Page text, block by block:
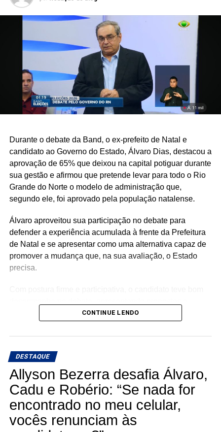
Durante o debate da Band, o ex-prefeito de Natal e
candidato ao Governo do Estado, Álvaro Dias, destacou a
aprovação de 65% que deixou na capital potiguar durante
sua gestão e afirmou que pretende levar para todo o Rio
Grande do Norte o modelo de administração que,
segundo ele, foi aprovado pela população natalense.
Álvaro aproveitou sua participação no debate para
defender a experiência acumulada à frente da Prefeitura
de Natal e se apresentar como uma alternativa capaz de
promover a mudança que, na sua avaliação, o Estado
precisa.
buscando se diferenciar dos demais concorrentes. Álvaro
administrativa na capital pode ser aplicada em todo o RN.
Ao destacar os 65% de aprovação em Natal, Álvaro
apostou justamente no resultado de sua gestão como
principal argumento para convencer o eleitor de que pode
fazer pelo Estado o que afirma ter feito pela capital.
“Quero levar para todo o Rio Grande do Norte a mudança
que Natal aprovou”, foi a linha central do discurso do
CONTINUE LENDO
DESTAQUE
Allyson Bezerra desafia Álvaro,
Cadu e Robério: “Se nada for
encontrado no meu celular,
vocês renunciam às